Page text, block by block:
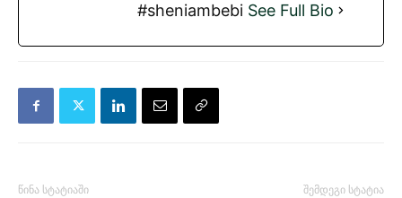
#sheniambebi See Full Bio
წინა სტატიაში შემდეგი სტატია